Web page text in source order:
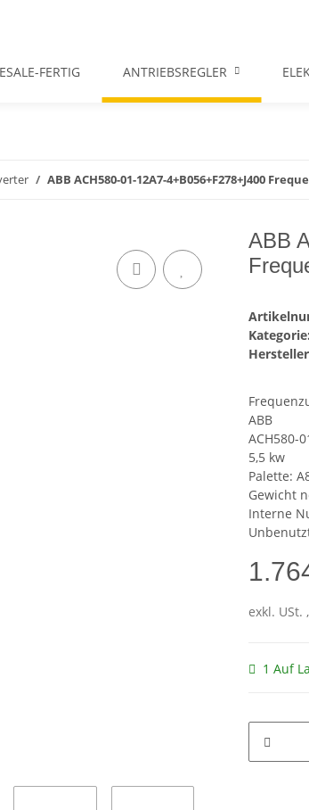
FERTIG ANTRIEBSREGLER
ABB ACH580-01-12A7-4+B056+F278+J400
ABB
Kategorie:
ABB
ACH580-
5,5 kw
Palette:
Gewicht
Interne
exkl. USt.
1 Auf